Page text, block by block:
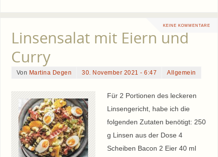
KEINE KOMMENTARE
Linsensalat mit Eiern und
Curry
Von Martina Degen 30. November 2021 - 6:47 Allgemein
Für 2 Portionen des leckeren
Linsengericht, habe ich die
folgenden Zutaten benötigt: 250
g Linsen aus der Dose 4
Scheiben Bacon 2 Eier 40 ml